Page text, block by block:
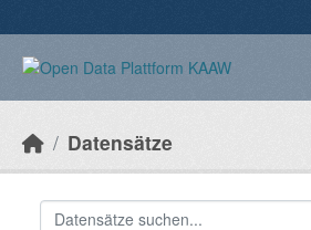
Datensätze